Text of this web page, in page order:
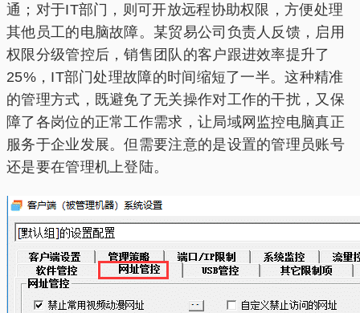
通；对于IT部门，则可开放远程协助权限，方便处理
其他员工的电脑故障。某贸易公司负责人反馈，启用
权限分级管控后，销售团队的客户跟进效率提升了
25%，IT部门处理故障的时间缩短了一半。这种精准
的管理方式，既避免了无关操作对工作的干扰，又保
障了各岗位的正常工作需求，让局域网监控电脑真正
服务于企业发展。但需要注意的是设置的管理员账号
还是要在管理机上登陆。